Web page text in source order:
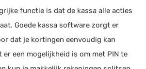
functie is dat de kassa alle acties
Goede kassa software zorgt er
dat je kortingen eenvoudig kan
er een mogelijkheid is om met PIN te